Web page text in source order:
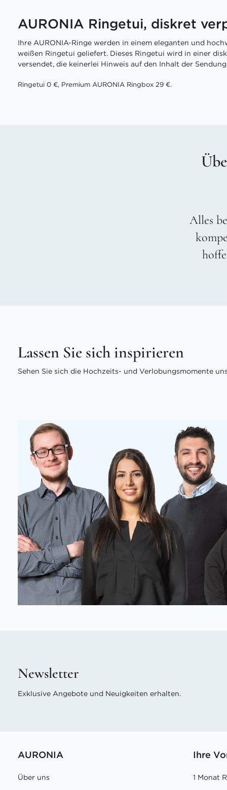
AURONIA Ringetui, diskret
Ihre AURONIA-Ringe werden in einem eleganten und
weißen Ringetui geliefert. Dieses Ringetui wird in einer
versendet, die keinerlei Hinweis auf den Inhalt der
Ringetui 0 €, Premium AURONIA Ringbox 29 €.
Alles
Lassen Sie sich inspirieren
Sehen Sie sich die Hochzeits- und Verlobungsmomente
Newsletter
Exklusive Angebote und Neuigkeiten erhalten.
AURONIA
Über uns
Ihre
1 Monat